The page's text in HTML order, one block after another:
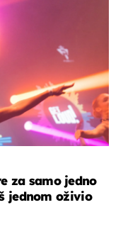
za samo jedno
jednom oživio